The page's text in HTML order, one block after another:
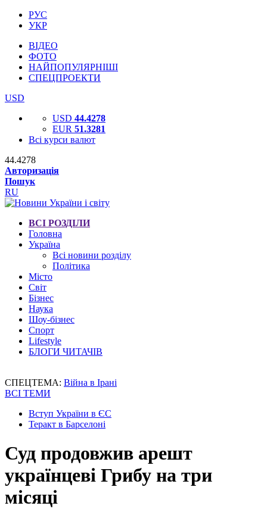
РУС
УКР
ВІДЕО
ФОТО
НАЙПОПУЛЯРНІШІ
СПЕЦПРОЕКТИ
USD
USD 44.4278
EUR 51.3281
Всі курси валют
44.4278
Авторизація
Пошук
RU
ВСІ РОЗДІЛИ
Головна
Україна
Всі новини розділу
Політика
Місто
Світ
Бізнес
Наука
Шоу-бізнес
Спорт
Lifestyle
БЛОГИ ЧИТАЧІВ
СПЕЦТЕМА: Війна в Ірані
ВСІ ТЕМИ
Вступ України в ЄС
Теракт в Барселоні
Суд продовжив арешт
українцеві Грибу на три
місяці